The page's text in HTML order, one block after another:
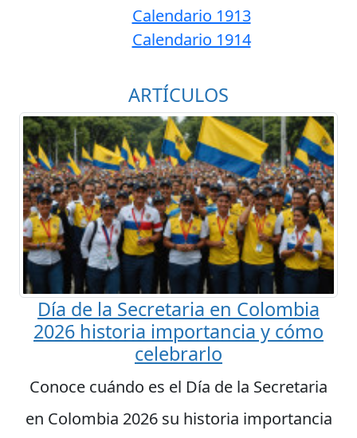
Calendario 1913
Calendario 1914
ARTÍCULOS
Día de la Secretaria en Colombia
2026 historia importancia y cómo
celebrarlo
Conoce cuándo es el Día de la Secretaria
en Colombia 2026 su historia importancia